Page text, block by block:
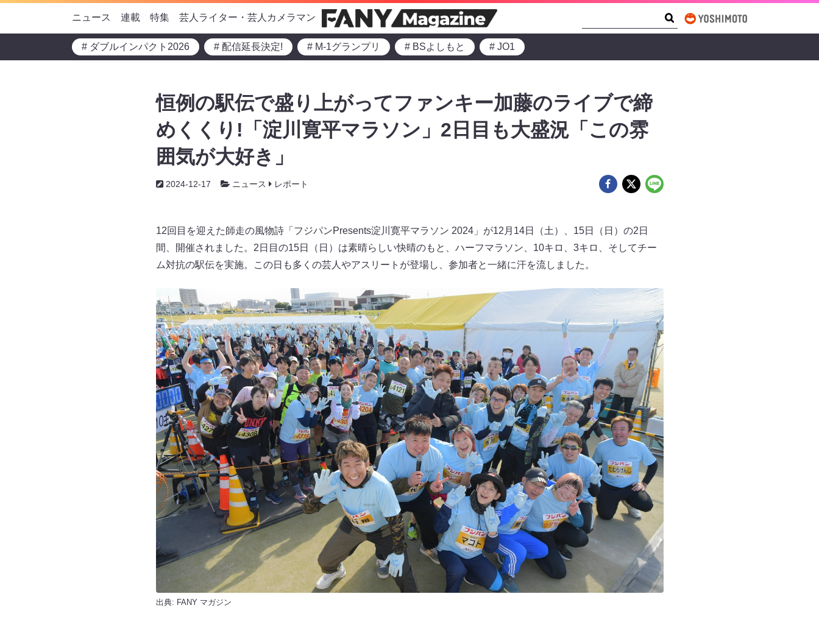
ニュース 連載 特集 芸人ライター・芸人カメラマン
# ダブルインパクト2026 # 配信延長決定! # M-1グランプリ # BSよしもと # JO1
恒例の駅伝で盛り上がってファンキー加藤のライブで締
めくくり!「淀川寛平マラソン」2日目も大盛況「この雰
囲気が大好き」
2024-12-17 ニュース レポート
12回目を迎えた師走の風物詩「フジパンPresents淀川寛平マラソン 2024」が12月14日（土）、15日（日）の2日
間、開催されました。2日目の15日（日）は素晴らしい快晴のもと、ハーフマラソン、10キロ、3キロ、そしてチー
ム対抗の駅伝を実施。この日も多くの芸人やアスリートが登場し、参加者と一緒に汗を流しました。
出典: FANY マガジン